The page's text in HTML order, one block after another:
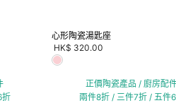
折
心形陶瓷湯匙座
HK$ 320.00
正價陶瓷產品 / 廚房配
兩件8折 / 三件7折 / 五件